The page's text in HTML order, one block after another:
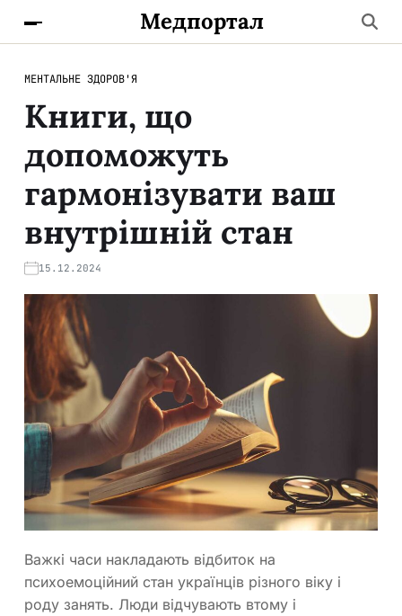
Медпортал
МЕНТАЛЬНЕ ЗДОРОВ'Я
Книги, що
допоможуть
гармонізувати ваш
внутрішній стан
15.12.2024
Важкі часи накладають відбиток на
психоемоційний стан українців різного віку і
роду занять. Люди відчувають втому і